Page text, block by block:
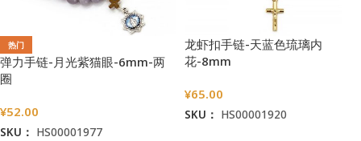
热门
弹力手链-月光紫猫眼-6mm-两
圈
¥52.00
SKU： HS00001977
龙虾扣手链-天蓝色琉璃内
花-8mm
¥65.00
SKU： HS00001920